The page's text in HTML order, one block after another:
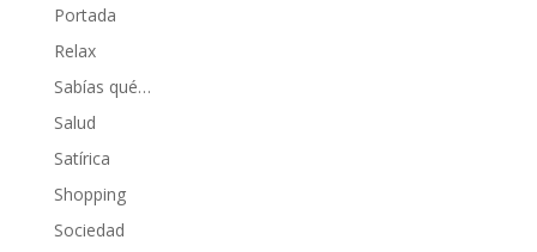
Portada
Relax
Sabías qué…
Salud
Satírica
Shopping
Sociedad